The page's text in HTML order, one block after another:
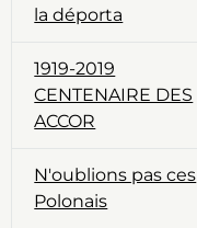
la déporta
1919-2019
CENTENAIRE DES
ACCOR
N'oublions pas ces
Polonais